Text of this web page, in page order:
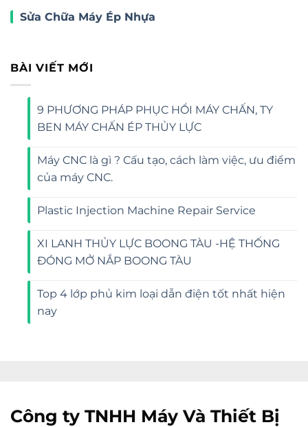
Sửa Chữa Máy Ép Nhựa
BÀI VIẾT MỚI
9 PHƯƠNG PHÁP PHỤC HỒI MÁY CHẤN, TY
BEN MÁY CHẤN ÉP THỦY LỰC
Máy CNC là gì ? Cấu tạo, cách làm việc, ưu điểm
của máy CNC.
Plastic Injection Machine Repair Service
XI LANH THỦY LỰC BOONG TÀU -HỆ THỐNG
ĐÓNG MỞ NẮP BOONG TÀU
Top 4 lớp phủ kim loại dẫn điện tốt nhất hiện
nay
Công ty TNHH Máy Và Thiết Bị